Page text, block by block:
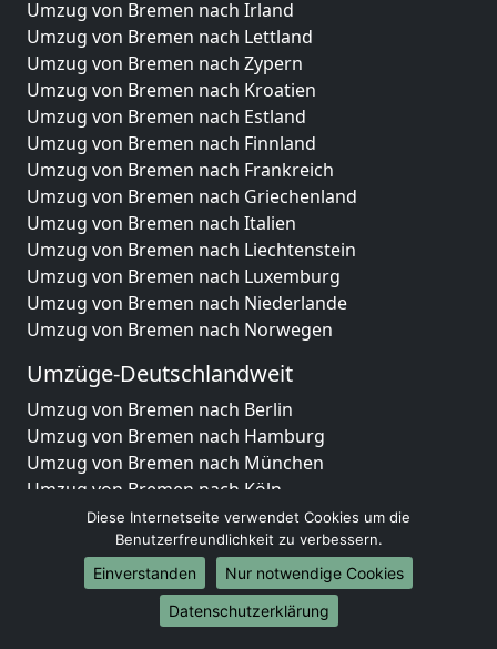
Umzug von Bremen nach Irland
Umzug von Bremen nach Lettland
Umzug von Bremen nach Zypern
Umzug von Bremen nach Kroatien
Umzug von Bremen nach Estland
Umzug von Bremen nach Finnland
Umzug von Bremen nach Frankreich
Umzug von Bremen nach Griechenland
Umzug von Bremen nach Italien
Umzug von Bremen nach Liechtenstein
Umzug von Bremen nach Luxemburg
Umzug von Bremen nach Niederlande
Umzug von Bremen nach Norwegen
Umzüge-Deutschlandweit
Umzug von Bremen nach Berlin
Umzug von Bremen nach Hamburg
Umzug von Bremen nach München
Umzug von Bremen nach Köln
Umzug von Bremen nach Frankfurt am Main
Umzug von Bremen nach Stuttgart
Umzug von Bremen nach Düsseldorf
Umzug von Bremen nach Leipzig
Umzug von Bremen nach Dortmund
Diese Internetseite verwendet Cookies um die
Benutzerfreundlichkeit zu verbessern.
Einverstanden
Nur notwendige Cookies
Datenschutzerklärung